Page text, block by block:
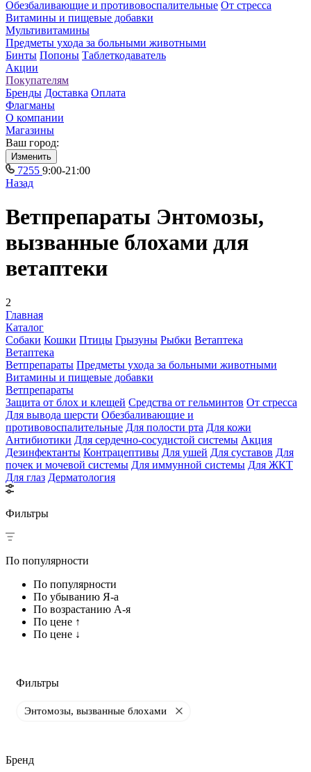
Обезбаливающие и противовоспалительные От стресса
Витамины и пищевые добавки
Мультивитамины
Предметы ухода за больными животными
Бинты Попоны Таблеткодаватель
Акции
Покупателям
Бренды Доставка Оплата
Флагманы
О компании
Магазины
Ваш город:
Изменить
7255 9:00-21:00
Назад
Ветпрепараты Энтомозы,
вызванные блохами для
ветаптеки
2
Главная
Каталог
Собаки Кошки Птицы Грызуны Рыбки Ветаптека
Ветаптека
Ветпрепараты Предметы ухода за больными животными
Витамины и пищевые добавки
Ветпрепараты
Защита от блох и клещей Средства от гельминтов От стресса
Для вывода шерсти Обезбаливающие и
противовоспалительные Для полости рта Для кожи
Антибиотики Для сердечно-сосудистой системы Акция
Дезинфектанты Контрацептивы Для ушей Для суставов Для
почек и мочевой системы Для иммунной системы Для ЖКТ
Для глаз Дерматология
Фильтры
По популярности
По популярности
По убыванию Я-а
По возрастанию А-я
По цене ↑
По цене ↓
Фильтры
Энтомозы, вызванные блохами
Бренд